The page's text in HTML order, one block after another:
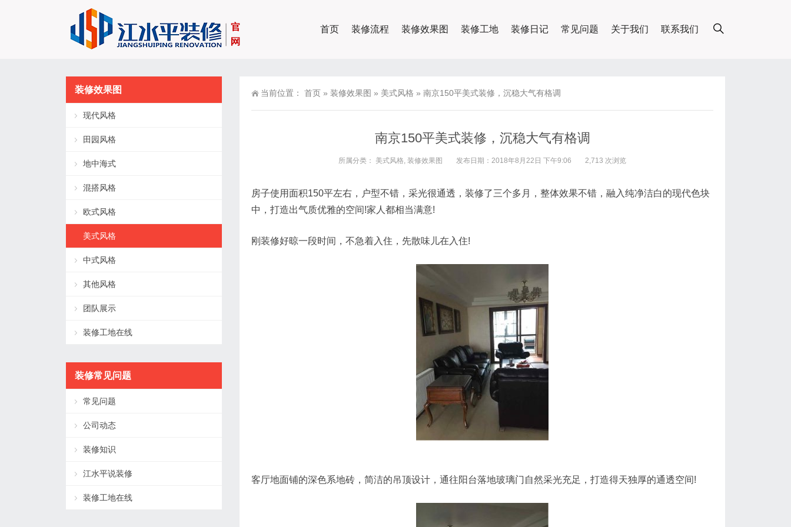
首页 装修流程 装修效果图 装修工地 装修日记 常见问题 关于我们 联系我们
当前位置： 首页 » 装修效果图 » 美式风格 » 南京150平美式装修，沉稳大气有格调
南京150平美式装修，沉稳大气有格调
所属分类： 美式风格, 装修效果图 发布日期：2018年8月22日 下午9:06 2,713 次浏览
房子使用面积150平左右，户型不错，采光很通透，装修了三个多月，整体效果不错，融入纯净洁白的现代色块
中，打造出气质优雅的空间!家人都相当满意!
刚装修好晾一段时间，不急着入住，先散味儿在入住!
客厅地面铺的深色系地砖，简洁的吊顶设计，通往阳台落地玻璃门自然采光充足，打造得天独厚的通透空间!
装修效果图
现代风格
田园风格
地中海式
混搭风格
欧式风格
美式风格
中式风格
其他风格
团队展示
装修工地在线
装修常见问题
常见问题
公司动态
装修知识
江水平说装修
装修工地在线